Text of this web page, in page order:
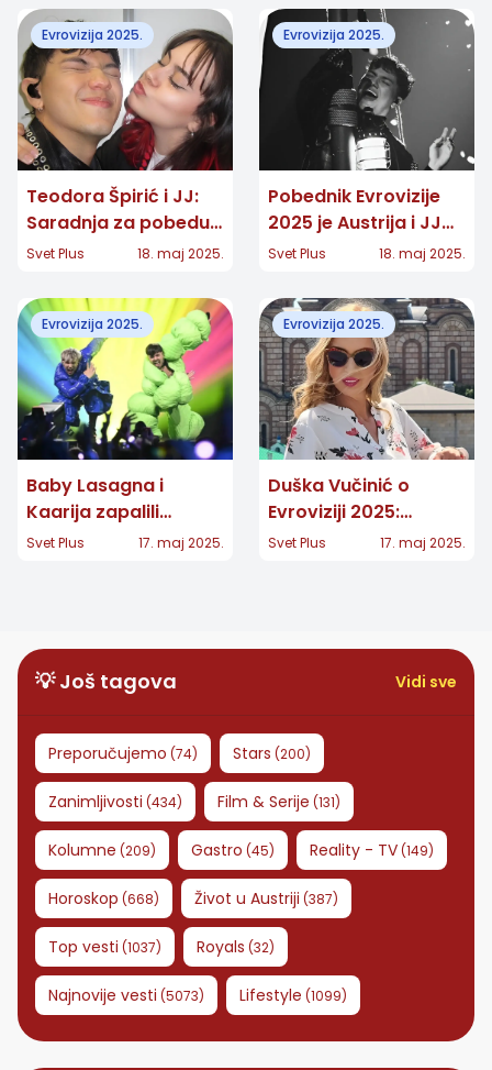
Evrovizija 2025.
Teodora Špirić i JJ:
Saradnja za pobedu
na Evroviziji 2025
Svet Plus 18. maj 2025.
Evrovizija 2025.
Pobednik Evrovizije
2025 je Austrija i JJ
sa pesmom „Wasted
Svet Plus 18. maj 2025.
Evrovizija 2025.
Baby Lasagna i
Kaarija zapalili
Evroviziju 2025. u
Svet Plus 17. maj 2025.
Evrovizija 2025.
Duška Vučinić o
Evroviziji 2025:
„Globalna histerija!“
Svet Plus 17. maj 2025.
💡 Još tagova Vidi sve
Preporučujemo (74) Stars (200)
Zanimljivosti (434) Film & Serije (131)
Kolumne (209) Gastro (45) Reality - TV(149)
Horoskop (668) Život u Austriji (387)
Top vesti (1037) Royals (32)
Najnovije vesti (5073) Lifestyle (1099)